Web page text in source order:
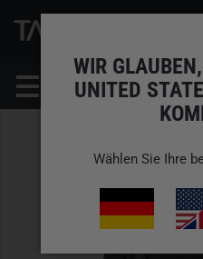
WIR
UNITED
Wählen Sie Ihre